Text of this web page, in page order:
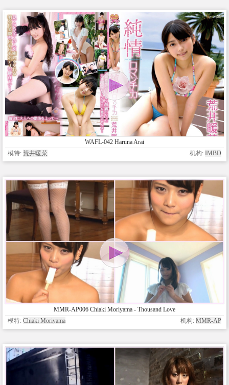
WAFL-042 Haruna Arai
模特: 荒井暖菜 机构: IMBD
MMR-AP006 Chiaki Moriyama - Thousand Love
模特: Chiaki Moriyama 机构: MMR-AP